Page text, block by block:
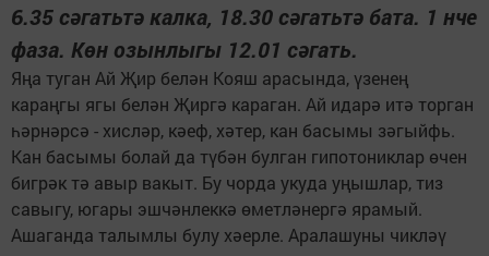
6.35 сәгатьтә калка, 18.30 сәгатьтә бата. 1 нче
фаза. Көн озынлыгы 12.01 сәгать.
Яңа туган Ай Җир белән Кояш арасында, үзенең
караңгы ягы белән Җиргә караган. Ай идарә итә торган
һәрнәрсә - хисләр, кәеф, хәтер, кан басымы зәгыйфь.
Кан басымы болай да түбән булган гипотониклар өчен
бигрәк тә авыр вакыт. Бу чорда укуда уңышлар, тиз
савыгу, югары эшчәнлеккә өметләнергә ярамый.
Ашаганда талымлы булу хәерле. Аралашуны чикләү